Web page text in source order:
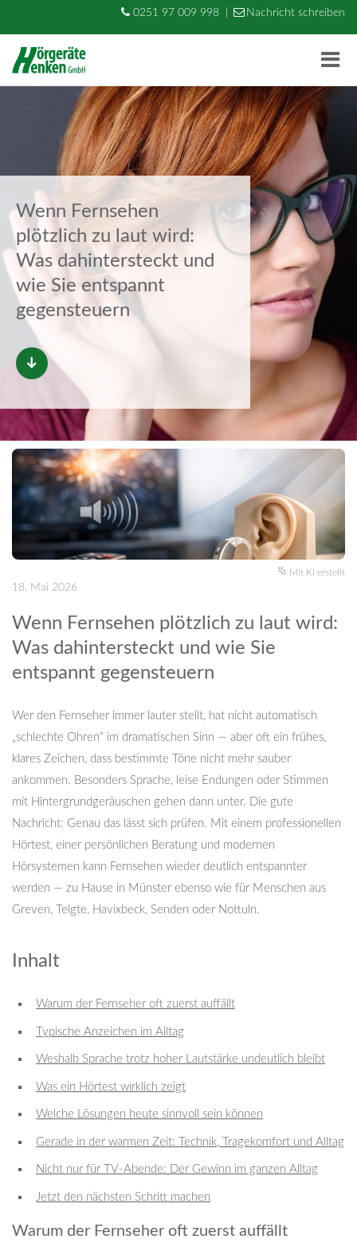
0251 97 009 998 Nachricht schreiben
Wenn Fernsehen
plötzlich zu laut wird:
Was dahintersteckt und
wie Sie entspannt
gegensteuern
Mit KI erstellt
18. Mai 2026
Wenn Fernsehen plötzlich zu laut wird:
Was dahintersteckt und wie Sie
entspannt gegensteuern
Wer den Fernseher immer lauter stellt, hat nicht automatisch
„schlechte Ohren“ im dramatischen Sinn — aber oft ein frühes,
klares Zeichen, dass bestimmte Töne nicht mehr sauber
ankommen. Besonders Sprache, leise Endungen oder Stimmen
mit Hintergrundgeräuschen gehen dann unter. Die gute
Nachricht: Genau das lässt sich prüfen. Mit einem professionellen
Hörtest, einer persönlichen Beratung und modernen
Hörsystemen kann Fernsehen wieder deutlich entspannter
werden — zu Hause in Münster ebenso wie für Menschen aus
Greven, Telgte, Havixbeck, Senden oder Nottuln.
Inhalt
Warum der Fernseher oft zuerst auffällt
Typische Anzeichen im Alltag
Weshalb Sprache trotz hoher Lautstärke undeutlich bleibt
Was ein Hörtest wirklich zeigt
Welche Lösungen heute sinnvoll sein können
Gerade in der warmen Zeit: Technik, Tragekomfort und Alltag
Nicht nur für TV-Abende: Der Gewinn im ganzen Alltag
Jetzt den nächsten Schritt machen
Warum der Fernseher oft zuerst auffällt